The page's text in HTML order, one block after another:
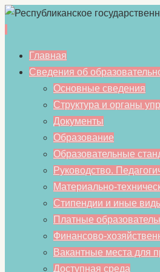
Перейти
содержимому
Главная
Сведения об
Основные сведения
Структура и органы
Документы
Образование
Образовательные
Руководство.
Материально-
Стипендии и иные
Платные
Финансово-
Вакантные места для
Доступная среда